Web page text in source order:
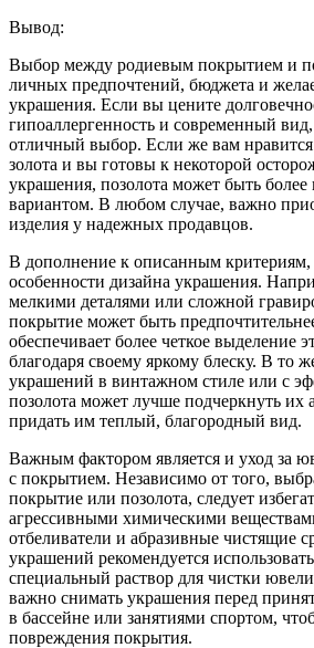
Вывод:
Выбор между родиевым покрытием и
личных предпочтений, бюджета и
украшения. Если вы цените
гипоаллергенность и современный
отличный выбор. Если же вам
золота и вы готовы к некоторой
украшения, позолота может быть
вариантом. В любом случае, важно
изделия у надежных продавцов.
В дополнение к описанным критериям,
особенности дизайна украшения.
мелкими деталями или сложной
покрытие может быть
обеспечивает более четкое выделение
благодаря своему яркому блеску. В то
украшений в винтажном стиле или с
позолота может лучше подчеркнуть их
придать им теплый, благородный вид.
Важным фактором является и уход за
с покрытием. Независимо от того,
покрытие или позолота, следует
агрессивными химическими
отбеливатели и абразивные чистящие
украшений рекомендуется
специальный раствор для чистки
важно снимать украшения перед
в бассейне или занятиями спортом,
повреждения покрытия.